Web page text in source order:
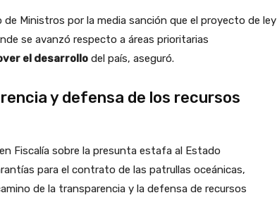
Ministros por la media sanción que el proyecto de ley
se avanzó respecto a áreas prioritarias
el desarrollo del país, aseguró.
y defensa de los recursos
Fiscalía sobre la presunta estafa al Estado
para el contrato de las patrullas oceánicas,
de la transparencia y la defensa de recursos